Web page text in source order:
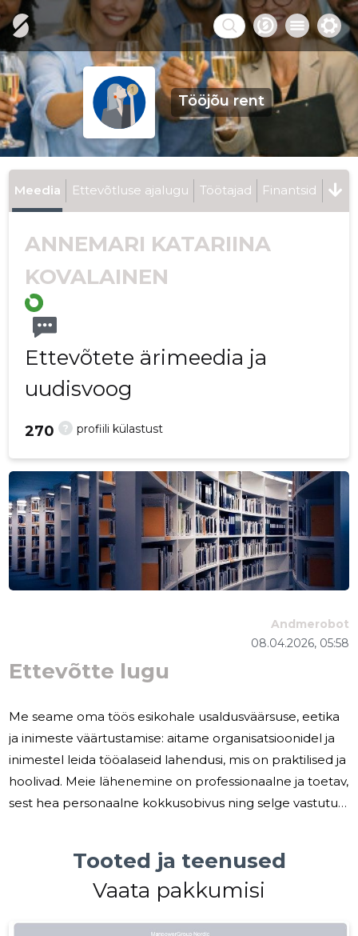
Tööjõu rent
Meedia Ettevõtluse ajalugu Töötajad Finantsid
ANNEMARI KATARIINA
KOVALAINEN
Ettevõtete ärimeedia ja
uudisvoog
? profiili külastust
270
Ettevõtte lugu
08.04.2026, 05:58
Andmerobot
Me seame oma töös esikohale usaldusväärsuse, eetika
ja inimeste väärtustamise: aitame organisatsioonidel ja
inimestel leida tööalaseid lahendusi, mis on praktilised ja
hoolivad. Meie lähenemine on professionaalne ja toetav,
sest hea personaalne kokkusobivus ning selge vastutus
— oskustööjõu nappus, ajutised projektivajadused,
palgihalduse ja regulatsioonide koormus ning
organisatsioonid tööriistu ja nõuandeid, et hinnata
Tooted ja teenused
Vaata pakkumisi